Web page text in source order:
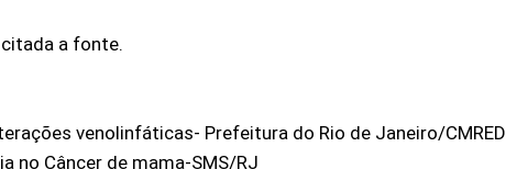
a fonte.
venolinfáticas- Prefeitura do Rio de Janeiro/CMRED
no Câncer de mama-SMS/RJ